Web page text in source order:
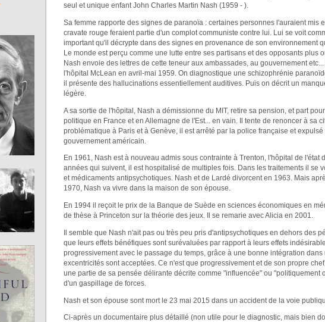
seul et unique enfant John Charles Martin Nash (1959 - ).
Sa femme rapporte des signes de paranoïa : certaines personnes l'auraient mis
cravate rouge feraient partie d'un complot communiste contre lui. Lui se voit
important qu'il décrypte dans des signes en provenance de son environnement
Le monde est perçu comme une lutte entre ses partisans et des opposants plus
Nash envoie des lettres de cette teneur aux ambassades, au gouvernement
l'hôpital McLean en avril-mai 1959. On diagnostique une schizophrénie
il présente des hallucinations essentiellement auditives. Puis on décrit un
légère.
A sa sortie de l'hôpital, Nash a démissionne du MIT, retire sa pension, et part
politique en France et en Allemagne de l'Est... en vain. Il tente de renoncer à sa
problématique à Paris et à Genève, il est arrêté par la police française et
gouvernement américain.
En 1961, Nash est à nouveau admis sous contrainte à Trenton, l'hôpital de l'état
années qui suivent, il est hospitalisé de multiples fois. Dans les traitements il se
et médicaments antipsychotiques. Nash et de Lardé divorcent en 1963. Mais
1970, Nash va vivre dans la maison de son épouse.
En 1994 il reçoit le prix de la Banque de Suède en sciences économiques en
de thèse à Princeton sur la théorie des jeux. Il se remarie avec Alicia en 2001.
Il semble que Nash n'ait pas ou très peu pris d'antipsychotiques en dehors des
que leurs effets bénéfiques sont surévaluées par rapport à leurs effets
progressivement avec le passage du temps, grâce à une bonne intégration
excentricités sont acceptées. Ce n'est que progressivement et de son propre
une partie de sa pensée délirante décrite comme "influencée" ou "politiquement
d'un gaspillage de forces.
Nash et son épouse sont mort le 23 mai 2015 dans un accident de la voie
Ci-après un documentaire plus détaillé (non utile pour le diagnostic, mais bien